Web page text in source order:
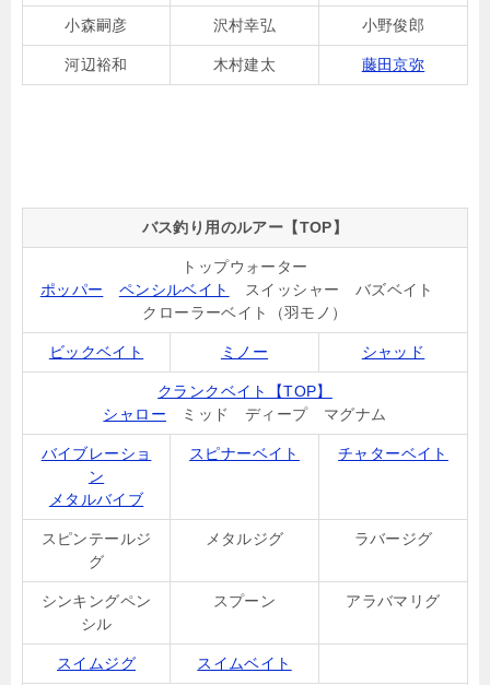
小森嗣彦 沢村幸弘 小野俊郎
河辺裕和 木村建太 藤田京弥
バス釣り用のルアー【TOP】
トップウォーター
ポッパー
ペンシルベイト
スイッシャー バズベイト
クローラーベイト（羽モノ）
ビックベイト ミノー シャッド
クランクベイト【TOP】
シャロー ミッド ディープ マグナム
バイブレーショ
ン
メタルバイブ
スピナーベイト チャターベイト
スピンテールジ
グ
メタルジグ ラバージグ
シンキングペン
シル
スプーン アラバマリグ
スイムジグ スイムベイト